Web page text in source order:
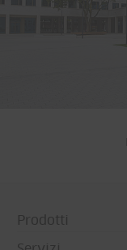
Prodotti